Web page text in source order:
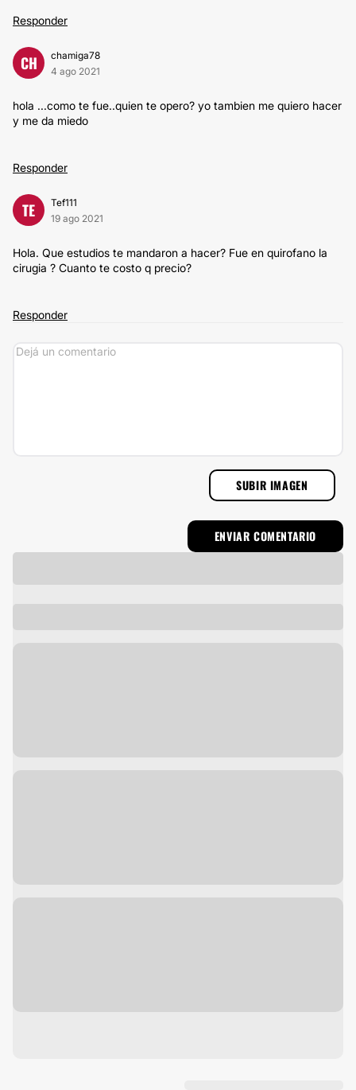
Responder
CH
chamiga78
4 ago 2021
hola ...como te fue..quien te opero? yo tambien me quiero hacer
y me da miedo
Responder
TE
Tef111
19 ago 2021
Hola. Que estudios te mandaron a hacer? Fue en quirofano la
cirugia ? Cuanto te costo q precio?
Responder
SUBIR IMAGEN